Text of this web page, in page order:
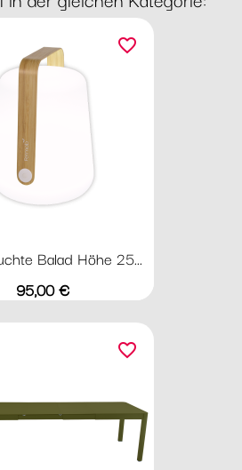
Balad Höhe 25...
Preis
95,00 €
favorite_border
favorite_border